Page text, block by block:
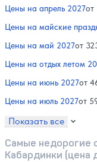
Цены на апрель 2027от
Цены на майские
Цены на май 2027от
Цены на отдых летом
Цены на июнь 2027от
Цены на июль 2027от
Показать все
Самые недорогие
Кабардинки (цена